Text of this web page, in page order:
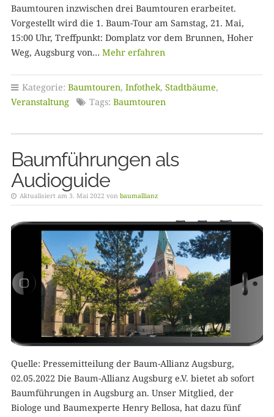
Baumtouren inzwischen drei Baumtouren erarbeitet.
Vorgestellt wird die 1. Baum-Tour am Samstag, 21. Mai,
15:00 Uhr, Treffpunkt: Domplatz vor dem Brunnen, Hoher
Weg, Augsburg von… Mehr erfahren
Kategorie: Baumtouren, Infothek, Stadtbäume,
Veranstaltung
Tags: Baumtouren
Baumführungen als
Audioguide
Aktualisiert am 3. Mai 2022 von baumallianz
Quelle: Pressemitteilung der Baum-Allianz Augsburg,
02.05.2022 Die Baum-Allianz Augsburg e.V. bietet ab sofort
Baumführungen in Augsburg an. Unser Mitglied, der
Biologe und Baumexperte Henry Bellosa, hat dazu fünf